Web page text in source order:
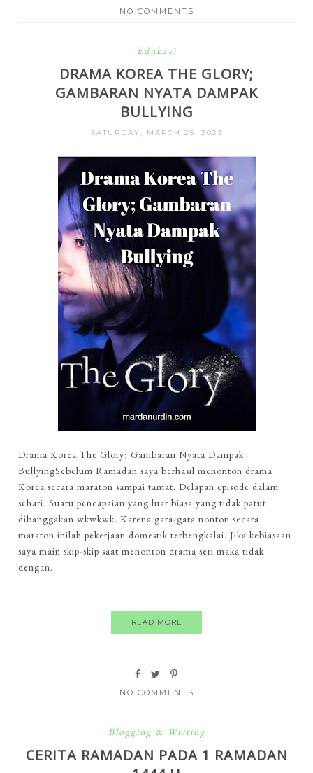
NO COMMENTS
Edukasi
DRAMA KOREA THE GLORY;
GAMBARAN NYATA DAMPAK
BULLYING
SATURDAY, MARCH 25, 2023
Drama Korea The Glory; Gambaran Nyata Dampak
BullyingSebelum Ramadan saya berhasil menonton drama
Korea secara maraton sampai tamat. Delapan episode dalam
sehari. Suatu pencapaian yang luar biasa yang tidak patut
dibanggakan wkwkwk. Karena gara-gara nonton secara
maraton inilah pekerjaan domestik terbengkalai. Jika kebiasaan
saya main skip-skip saat menonton drama seri maka tidak
dengan...
READ MORE
NO COMMENTS
Blogging & Writing
CERITA RAMADAN PADA 1 RAMADAN